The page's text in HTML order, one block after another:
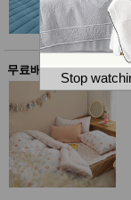
Diet/여
성용품
스킨케
메이크
헤어케
어/염색
바디케
어/향수
남성화
장품
Stop
무료배송